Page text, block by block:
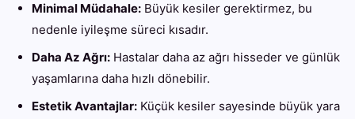
Minimal Müdahale: Büyük kesiler gerektirmez, bu
nedenle iyileşme süreci kısadır.
Daha Az Ağrı: Hastalar daha az ağrı hisseder ve günlük
yaşamlarına daha hızlı dönebilir.
Estetik Avantajlar: Küçük kesiler sayesinde büyük yara